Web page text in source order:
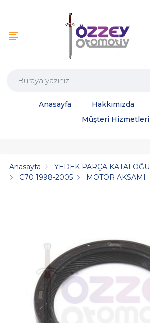
Anasayfa Hakkımızda
Müşteri Hizmetleri
Anasayfa
YEDEK PARÇA KATALOĞU
C70 1998-2005
MOTOR AKSAMI